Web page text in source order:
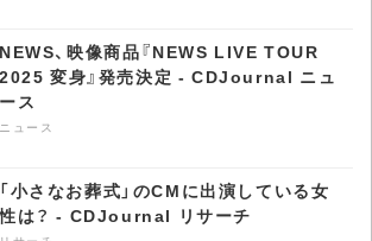
NEWS、映像商品『NEWS LIVE TOUR
2025 変身』発売決定 - CDJournal ニュ
ース
ニュース
「小さなお葬式」のCMに出演している女
性は？ - CDJournal リサーチ